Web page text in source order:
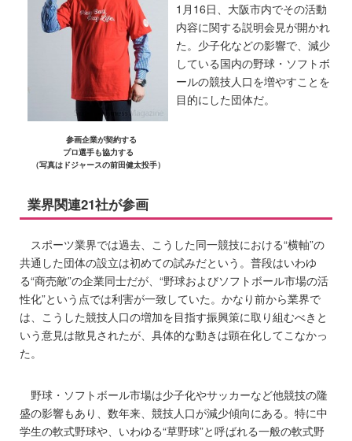
参画企業が契約する
プロ選手も協力する
（写真はドジャースの前田健太投手）
1月16日、大阪市内でその活動
内容に関する説明会見が開かれ
た。少子化などの影響で、減少
している国内の野球・ソフトボ
ールの競技人口を増やすことを
目的にした団体だ。
業界関連21社が参画
スポーツ業界では過去、こうした同一競技における“横軸”の
共通した団体の設立は初めての試みだという。普段はいわゆ
る“商売敵”の企業同士だが、“野球およびソフトボール市場の活
性化”という点では利害が一致していた。かなり前から業界で
は、こうした競技人口の増加を目指す振興策に取り組むべきと
いう意見は散見されたが、具体的な動きは顕在化してこなかっ
た。
野球・ソフトボール市場は少子化やサッカーなど他競技の隆
盛の影響もあり、数年来、競技人口が減少傾向にある。特に中
学生の軟式野球や、いわゆる“草野球”と呼ばれる一般の軟式野